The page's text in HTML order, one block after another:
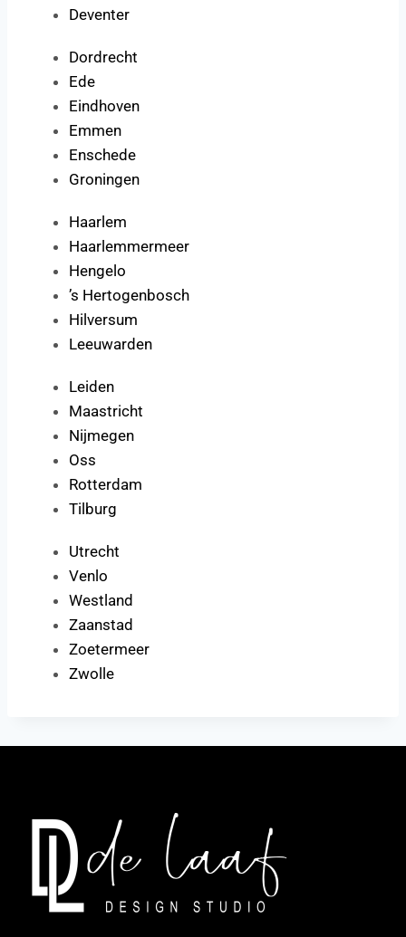
Deventer
Dordrecht
Ede
Eindhoven
Emmen
Enschede
Groningen
Haarlem
Haarlemmermeer
Hengelo
’s Hertogenbosch
Hilversum
Leeuwarden
Leiden
Maastricht
Nijmegen
Oss
Rotterdam
Tilburg
Utrecht
Venlo
Westland
Zaanstad
Zoetermeer
Zwolle